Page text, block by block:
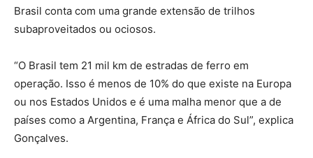
Brasil conta com uma grande extensão de trilhos
subaproveitados ou ociosos.
“O Brasil tem 21 mil km de estradas de ferro em
operação. Isso é menos de 10% do que existe na Europa
ou nos Estados Unidos e é uma malha menor que a de
países como a Argentina, França e África do Sul”, explica
Gonçalves.